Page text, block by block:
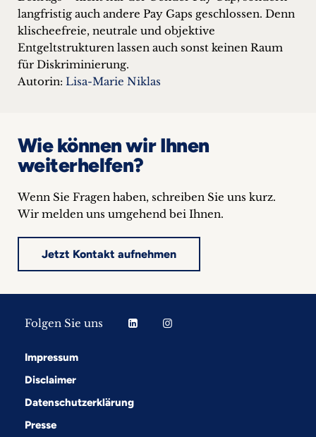
langfristig auch andere Pay Gaps geschlossen. Denn
klischeefreie, neutrale und objektive
Entgeltstrukturen lassen auch sonst keinen Raum
für Diskriminierung.
Autorin: Lisa-Marie Niklas
Wie können wir Ihnen
weiterhelfen?
Wenn Sie Fragen haben, schreiben Sie uns kurz.
Wir melden uns umgehend bei Ihnen.
Jetzt Kontakt aufnehmen
Folgen Sie uns
Impressum
Disclaimer
Datenschutzerklärung
Presse